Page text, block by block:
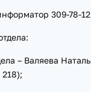
309-78-
– Валяева
218);